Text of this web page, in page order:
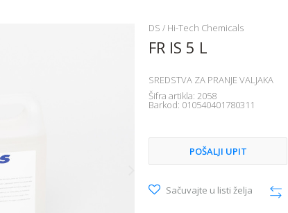
DS / Hi-Tech Chemicals
FR IS 5 L
SREDSTVA ZA PRANJE VALJAKA
Šifra artikla: 2058
Barkod: 010540401780311
POŠALJI UPIT
Sačuvajte u listi želja